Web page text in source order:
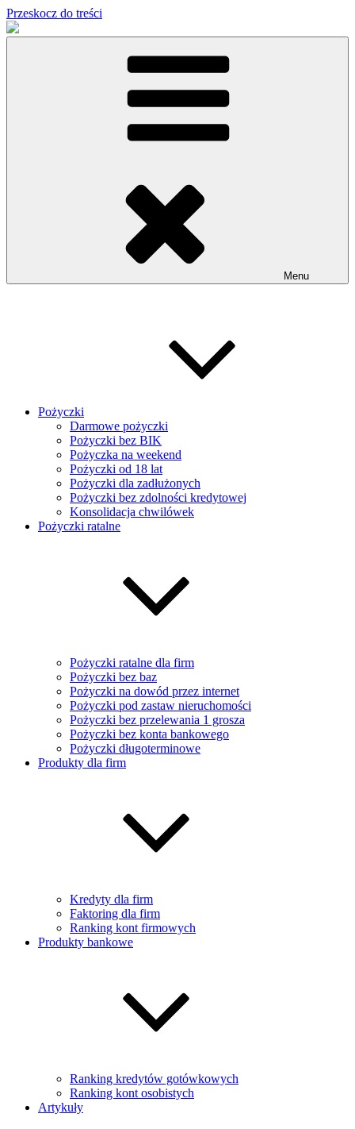
Przeskocz do treści
Menu
Pożyczki
Darmowe pożyczki
Pożyczki bez BIK
Pożyczka na weekend
Pożyczki od 18 lat
Pożyczki dla zadłużonych
Pożyczki bez zdolności kredytowej
Konsolidacja chwilówek
Pożyczki ratalne
Pożyczki ratalne dla firm
Pożyczki bez baz
Pożyczki na dowód przez internet
Pożyczki pod zastaw nieruchomości
Pożyczki bez przelewania 1 grosza
Pożyczki bez konta bankowego
Pożyczki długoterminowe
Produkty dla firm
Kredyty dla firm
Faktoring dla firm
Ranking kont firmowych
Produkty bankowe
Ranking kredytów gotówkowych
Ranking kont osobistych
Artykuły